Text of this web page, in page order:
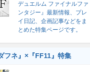
デュエルム ファイナルファ
ンタジー』最新情報、プレ
イ日記、企画記事などをま
とめた特集ページです。
フネ』×『FF11』特集